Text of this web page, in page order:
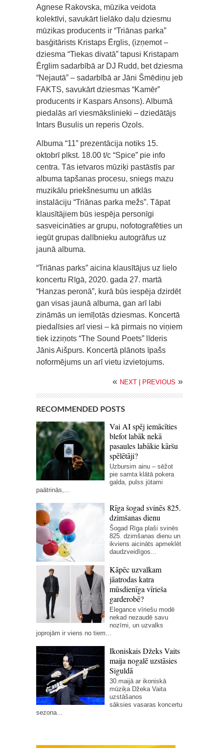
Agnese Rakovska, mūzika veidota
kolektīvi, savukārt lielāko daļu dziesmu
mūzikas producents ir “Triānas parka”
basģitārists Kristaps Ērglis, (izņemot –
dziesma “Tiekas divatā” tapusi Kristapam
Ērglim sadarbībā ar DJ Rudd, bet dziesma
“Nejautā” – sadarbībā ar Jāni Šmēdiņu jeb
FAKTS, savukārt dziesmas “Kamēr”
producents ir Kaspars Ansons). Albumā
piedalās arī viesmākslinieki – dziedātājs
Intars Busulis un reperis Ozols.
Albuma “11” prezentācija notiks 15.
oktobrī plkst. 18.00 t/c “Spice” pie info
centra. Tās ietvaros mūziķi pastāstīs par
albuma tapšanas procesu, sniegs mazu
muzikālu priekšnesumu un atklās
instalāciju “Triānas parka mežs”. Tāpat
klausītājiem būs iespēja personīgi
sasveicināties ar grupu, nofotografēties un
iegūt grupas dalībnieku autogrāfus uz
jaunā albuma.
“Triānas parks” aicina klausītājus uz lielo
koncertu Rīgā, 2020. gada 27. martā
“Hanzas peronā”, kurā būs iespēja dzirdēt
gan visas jaunā albuma, gan arī labi
zināmās un iemīļotās dziesmas. Koncertā
piedalīsies arī viesi – kā pirmais no viņiem
tiek izziņots “The Sound Poets” līderis
Jānis Aišpurs. Koncertā plānots īpašs
noformējums un arī vietu izvietojums.
« NEXT | PREVIOUS »
RECOMMENDED POSTS
Vai AI spēj iemācīties
blefot labāk nekā
pasaules labākie kāršu
spēlētāji?
Uzbursim ainu – sēžot
pie samta klātā pokera
galda, pulss jūtami
paātrinās,...
Rīga šogad svinēs 825.
dzimšanas dienu
Šogad Rīga plaši svinēs
825. dzimšanas dienu un
ikviens aicināts apmeklēt
daudzveidīgos...
Kāpēc uzvalkam
jāatrodas katra
mūsdienīga vīrieša
garderobē?
Elegance vīriešu modē
nekad nezaudē savu
nozīmi, un uzvalks
joprojām ir viens no tiem...
Ikoniskais Džeks Vaits
maija nogalē uzstāsies
Siguldā
30.maijā ar ikoniskā
mūziķa Džeka Vaita
uzstāšanos
sāksies vasaras koncertu
sezona...